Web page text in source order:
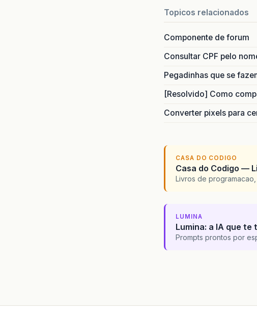
Topicos relacionados
Componente de forum
Consultar CPF pelo
Pegadinhas que se
[Resolvido] Como
Converter pixels para
CASA DO CODIGO
Casa do Codigo —
Livros de
LUMINA
Lumina: a IA que
Prompts prontos por